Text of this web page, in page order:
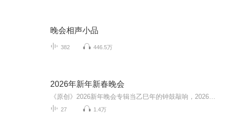
晚会相声小品
382 446.5万
2026年新年新春晚会
27 1.4万